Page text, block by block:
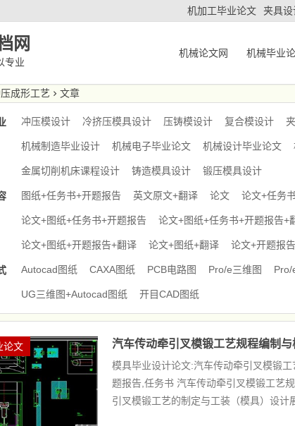
机加工毕业论文 夹具
网
专业
机械论文网 机械毕业
成形工艺 文章
冲压模设计 冷挤压模具设计 压铸模设计 复合模设计
机械制造毕业设计 机械电子毕业论文 机械设计毕业论文
金属切削机床课程设计 铸造模具设计 锻压模具设计
图纸+任务书+开题报告 英文原文+翻译 论文 论文+任务
论文+图纸+任务书+开题报告 论文+图纸+任务书+开题报告+
论文+图纸+开题报告+翻译 论文+图纸+翻译 论文+开题报
Autocad图纸 CAXA图纸 PCB电路图 Pro/e三维图 Pro/
UG三维图+Autocad图纸 开目CAD图纸
论文 汽车传动牵引叉模锻工艺规程编制
模具毕业设计论文:汽车传动牵引叉模锻
题报告,任务书 汽车传动牵引叉模锻工艺
引叉模锻工艺的制定与工装（模具）设计